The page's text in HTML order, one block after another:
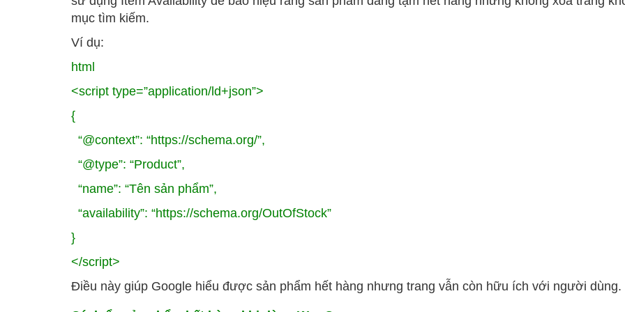
mục tìm kiếm.
Ví dụ:
html
<script type=”application/ld+json”>
{
“@context”: “https://schema.org/”,
“@type”: “Product”,
“name”: “Tên sản phẩm”,
“availability”: “https://schema.org/OutOfStock”
}
</script>
Điều này giúp Google hiểu được sản phẩm hết hàng nhưng trang vẫn còn hữu ích với người dùng.